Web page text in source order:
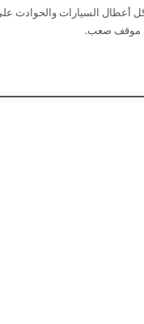
أعطال السيارات والحوادث
موقف صعب.